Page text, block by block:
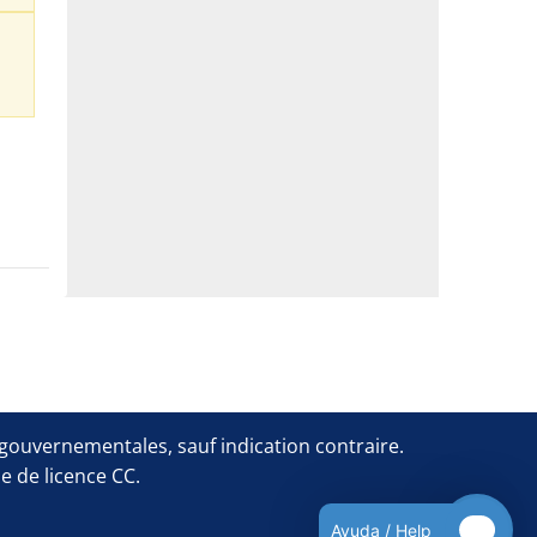
Blocssauf indication contraire.
de licence CC.
Ayuda / Help